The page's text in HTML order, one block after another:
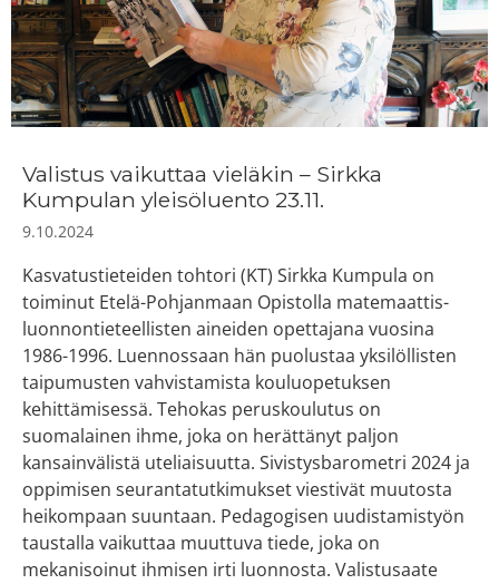
Valistus vaikuttaa vieläkin – Sirkka
Kumpulan yleisöluento 23.11.
9.10.2024
Kasvatustieteiden tohtori (KT) Sirkka Kumpula on
toiminut Etelä-Pohjanmaan Opistolla matemaattis-
luonnontieteellisten aineiden opettajana vuosina
1986-1996. Luennossaan hän puolustaa yksilöllisten
taipumusten vahvistamista kouluopetuksen
kehittämisessä. Tehokas peruskoulutus on
suomalainen ihme, joka on herättänyt paljon
kansainvälistä uteliaisuutta. Sivistysbarometri 2024 ja
oppimisen seurantatutkimukset viestivät muutosta
heikompaan suuntaan. Pedagogisen uudistamistyön
taustalla vaikuttaa muuttuva tiede, joka on
mekanisoinut ihmisen irti luonnosta. Valistusaate